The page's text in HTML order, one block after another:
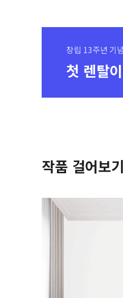
창립 13주년 기
첫 렌탈
작품 걸어보기